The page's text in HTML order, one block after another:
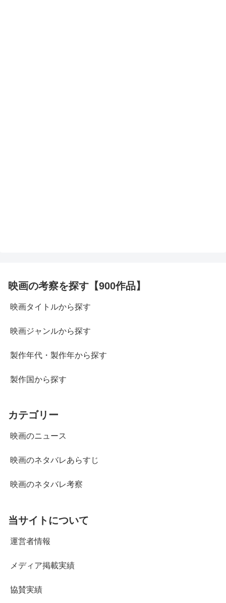
映画の考察を探す【900作品】
映画タイトルから探す
映画ジャンルから探す
製作年代・製作年から探す
製作国から探す
カテゴリー
映画のニュース
映画のネタバレあらすじ
映画のネタバレ考察
当サイトについて
運営者情報
メディア掲載実績
協賛実績